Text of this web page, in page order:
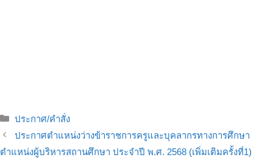
ประกาศ/คำสั่ง
ประกาศตำแหน่งว่างข้าราชการครูและบุคลากรทางการศึกษา
ตำแหน่งผู้บริหารสถานศึกษา ประจำปี พ.ศ. 2568 (เพิ่มเติมครั้งที่1)